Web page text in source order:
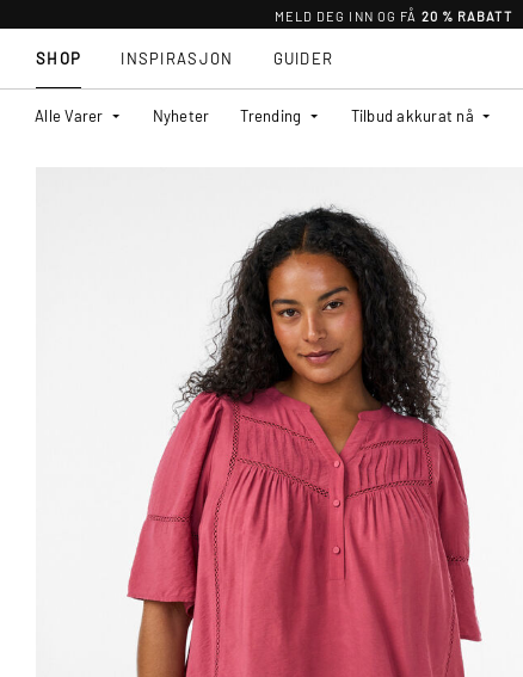
MELD DEG INN OG FÅ 20 % RABATT
SHOP
Alle Varer Nyheter Trending Tilbud akkurat nå
INSPIRASJON GUIDER